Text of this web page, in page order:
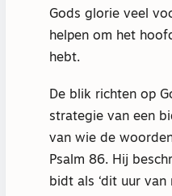
Gods glorie veel
helpen om het
hebt.
De blik richten op
strategie van een
van wie de
Psalm 86. Hij
bidt als ‘dit uur